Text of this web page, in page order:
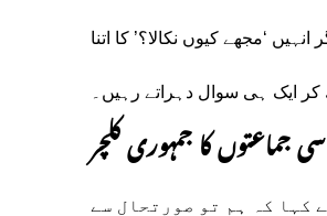
‘مجھے کیوں نکالا؟’ کا اتنا
ایک ہی سوال دہراتے رہیں۔
جماعتوں کا جمہوری کلچر
کہا کہ ہم تو صورتحال سے